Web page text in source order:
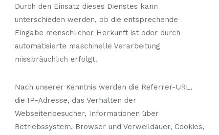
Durch den Einsatz dieses Dienstes kann
unterschieden werden, ob die entsprechende
Eingabe menschlicher Herkunft ist oder durch
automatisierte maschinelle Verarbeitung
missbräuchlich erfolgt.
Nach unserer Kenntnis werden die Referrer-URL,
die IP-Adresse, das Verhalten der
Webseitenbesucher, Informationen über
Betriebssystem, Browser und Verweildauer, Cookies,